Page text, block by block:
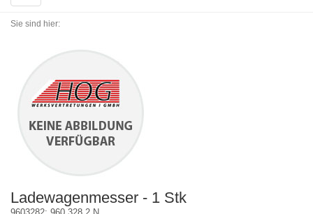
navigation
Sie sind hier:
Ladewagenmesser - 1 Stk